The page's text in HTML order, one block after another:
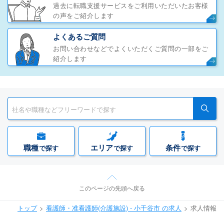
過去に転職支援サービスをご利用いただいたお客様
の声をご紹介します
よくあるご質問
お問い合わせなどでよくいただくご質問の一部をご
紹介します
職種で探す エリアで探す 条件で探す
このページの先頭へ戻る
トップ 看護師・准看護師(介護施設) - 小千谷市 の求人 求人情報